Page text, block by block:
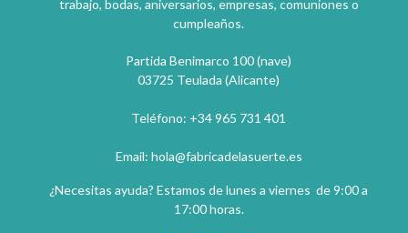
trabajo, bodas, aniversarios, empresas, comuniones o
cumpleaños.
Partida Benimarco 100 (nave)
03725 Teulada (Alicante)
Teléfono: +34 965 731 401
Email: hola@fabricadelasuerte.es
¿Necesitas ayuda? Estamos de lunes a viernes de 9:00 a
17:00 horas.